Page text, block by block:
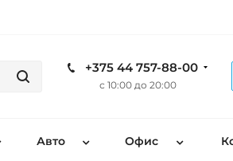
+375 44 757-88-00
с 10:00 до 20:00
Авто Офис